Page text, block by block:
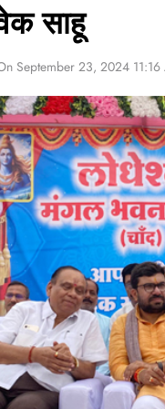
साहू
September 23, 2024 11:16